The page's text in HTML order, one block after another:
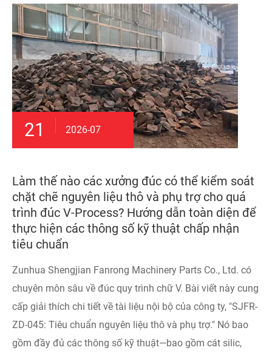
21 2026-07
Làm thế nào các xưởng đúc có thể kiểm soát
chặt chẽ nguyên liệu thô và phụ trợ cho quá
trình đúc V-Process? Hướng dẫn toàn diện để
thực hiện các thông số kỹ thuật chấp nhận
tiêu chuẩn
Zunhua Shengjian Fanrong Machinery Parts Co., Ltd. có
chuyên môn sâu về đúc quy trình chữ V. Bài viết này cung
cấp giải thích chi tiết về tài liệu nội bộ của công ty, "SJFR-
ZD-045: Tiêu chuẩn nguyên liệu thô và phụ trợ." Nó bao
gồm đầy đủ các thông số kỹ thuật—bao gồm cát silic,